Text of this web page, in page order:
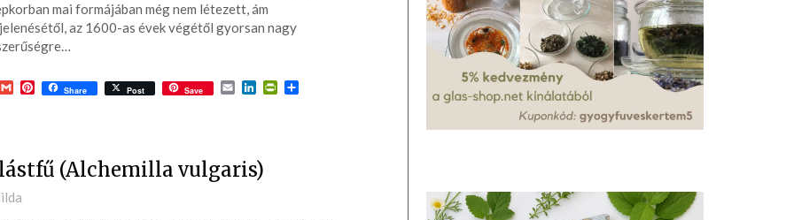
mai formájában még nem létezett, ám
az 1600-as évek végétől gyorsan nagy
GmailPinterest
Share Post Save EmailLinkedInPrintFriendly
Ossza
(Alchemilla vulgaris)